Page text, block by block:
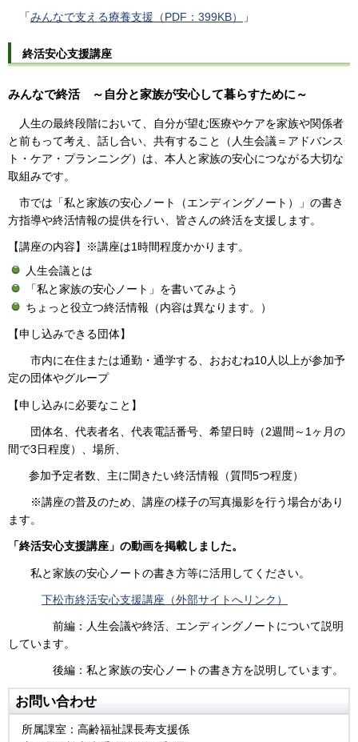
「みんなで支える療養支援（PDF：399KB） 」
終活安心支援講座
みんなで終活 ～自分と家族が安心して暮らすために～
人生の最終段階において、自分が望む医療やケアを家族や関係者
と前もって考え、話し合い、共有すること（人生会議＝アドバンス
ト・ケア・プランニング）は、本人と家族の安心につながる大切な
取組みです。
市では「私と家族の安心ノート（エンディングノート）」の書き
方指導や終活情報の提供を行い、皆さんの終活を支援します。
【講座の内容】※講座は1時間程度かかります。
人生会議とは
「私と家族の安心ノート」を書いてみよう
ちょっと役立つ終活情報（内容は異なります。）
【申し込みできる団体】
市内に在住または通勤・通学する、おおむね10人以上が参加予
定の団体やグループ
【申し込みに必要なこと】
団体名、代表者名、代表電話番号、希望日時（2週間～1ヶ月の
間で3日程度）、場所、
参加予定者数、主に聞きたい終活情報（質問5つ程度）
※講座の普及のため、講座の様子の写真撮影を行う場合があり
ます。
「終活安心支援講座」の動画を掲載しました。
私と家族の安心ノートの書き方等に活用してください。
下松市終活安心支援講座（外部サイトへリンク）
前編：人生会議や終活、エンディングノートについて説明
しています。
後編：私と家族の安心ノートの書き方を説明しています。
お問い合わせ
所属課室：高齢福祉課長寿支援係